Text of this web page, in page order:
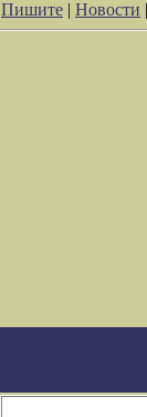
Пишите | Новости |